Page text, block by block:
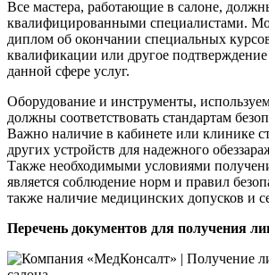
Все мастера, работающие в салоне,
квалифицированными специалистами.
диплом об окончании специальных
квалификации или другое
данной сфере услуг.
Оборудование и инструменты,
должны соответствовать стандартам
Важно наличие в кабинете или клинике
других устройств для надежного
Также необходимыми условиями
является соблюдение норм и правил
также наличие медицинских допусков и
Перечень документов для получения